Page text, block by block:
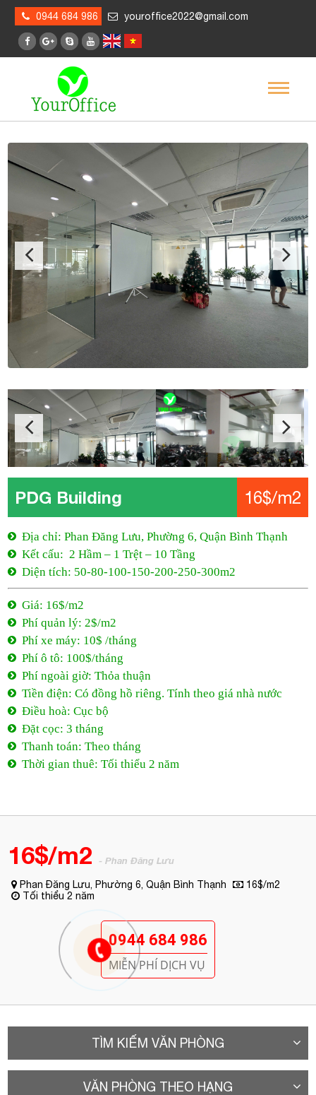
0944 684 986 youroffice2022@gmail.com
PDG Building 16$/m2
Địa chỉ: Phan Đăng Lưu, Phường 6, Quận Bình Thạnh
Kết cấu: 2 Hầm – 1 Trệt – 10 Tầng
Diện tích: 50-80-100-150-200-250-300m2
Giá: 16$/m2
Phí quản lý: 2$/m2
Phí xe máy: 10$ /tháng
Phí ô tô: 100$/tháng
Phí ngoài giờ: Thỏa thuận
Tiền điện: Có đồng hồ riêng. Tính theo giá nhà nước
Điều hoà: Cục bộ
Đặt cọc: 3 tháng
Thanh toán: Theo tháng
Thời gian thuê: Tối thiểu 2 năm
16$/m2 - Phan Đăng Lưu
Phan Đăng Lưu, Phường 6, Quận Bình Thạnh
16$/m2
Tối thiểu 2 năm
0944 684 986
MIỄN PHÍ DỊCH VỤ
TÌM KIẾM VĂN PHÒNG
VĂN PHÒNG THEO HẠNG